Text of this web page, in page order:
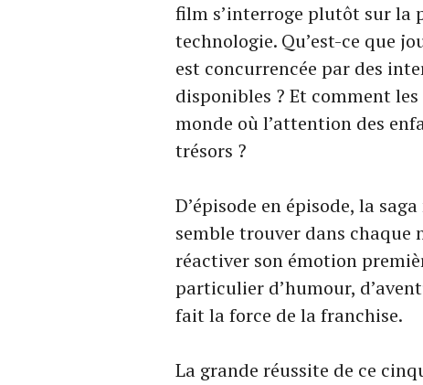
film s’interroge plutôt sur la
technologie. Qu’est-ce que
est concurrencée par des
disponibles ? Et comment
monde où l’attention des
trésors ?
D’épisode en épisode, la
semble trouver dans chaque
réactiver son émotion
particulier d’humour,
fait la force de la franchise.
La grande réussite de ce